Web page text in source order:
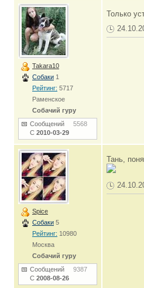
Takara10
Собаки 1
Рейтинг: 5717
Раменское
Собачий гуру
Сообщений 5568
С 2010-03-29
Только
Spice
Собаки 5
Рейтинг: 10980
Москва
Собачий гуру
Сообщений 9387
С 2008-08-26
Тань,